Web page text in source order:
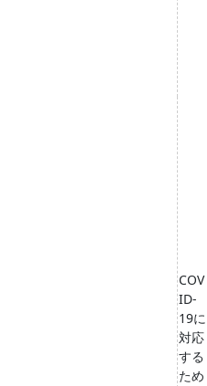
COV
ID-
19に
対応
する
ため